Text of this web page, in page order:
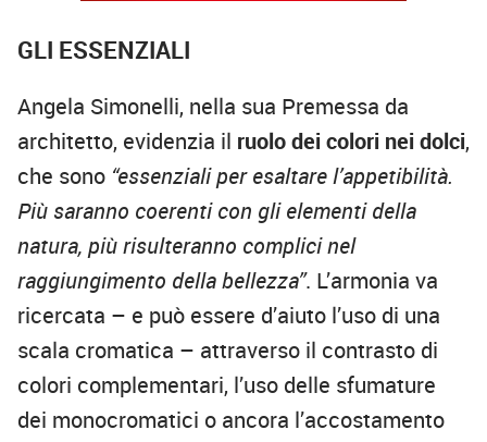
GLI ESSENZIALI
Angela Simonelli, nella sua Premessa da
architetto, evidenzia il ruolo dei colori nei dolci,
che sono “essenziali per esaltare l’appetibilità.
Più saranno coerenti con gli elementi della
natura, più risulteranno complici nel
raggiungimento della bellezza”. L’armonia va
ricercata – e può essere d’aiuto l’uso di una
scala cromatica – attraverso il contrasto di
colori complementari, l’uso delle sfumature
dei monocromatici o ancora l’accostamento